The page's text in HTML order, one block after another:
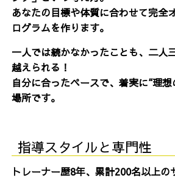
あなたの目標や体質に合わせて完全
ログラムを作ります。
一人では続かなかったことも、二人
越えられる！
自分に合ったペースで、着実に“理想
場所です。
指導スタイルと専門性
トレーナー歴8年、累計200名以上の